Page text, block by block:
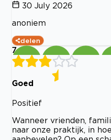
30 July 2026
anoniem
delen
7
Goed
Positief
Wanneer vrienden,
naar onze praktijk, in